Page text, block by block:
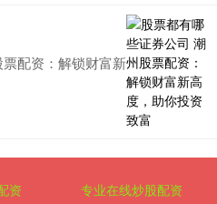
配资：解锁财富新
资 专业在线炒股配资